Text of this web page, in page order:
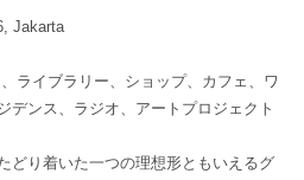
Jakarta
ライブラリー、ショップ、カフェ、ワ
デンス、ラジオ、アートプロジェクト
どり着いた一つの理想形ともいえるグ